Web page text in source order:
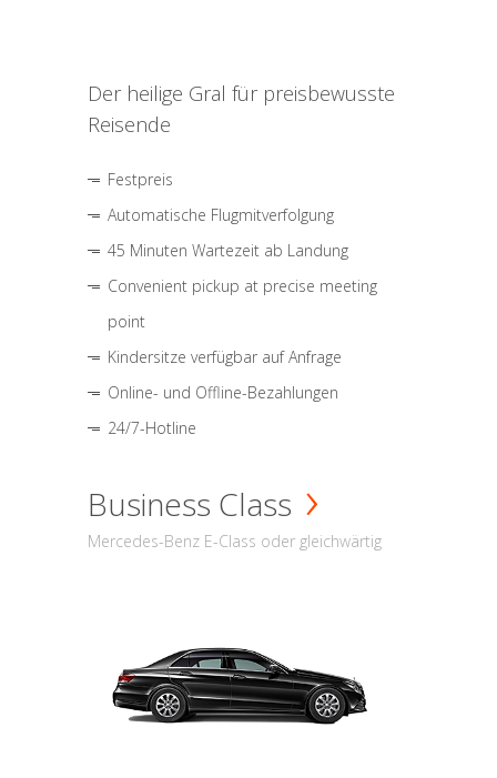
Der heilige Gral für preisbewusste
Reisende
Festpreis
Automatische Flugmitverfolgung
45 Minuten Wartezeit ab Landung
Convenient pickup at precise meeting
point
Kindersitze verfügbar auf Anfrage
Online- und Offline-Bezahlungen
24/7-Hotline
Business Class
Mercedes-Benz E-Class oder gleichwärtig